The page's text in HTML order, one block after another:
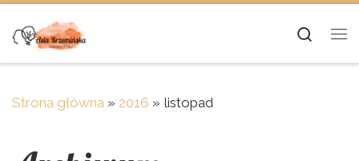
Skip to content
Strona główna » 2016 » listopad